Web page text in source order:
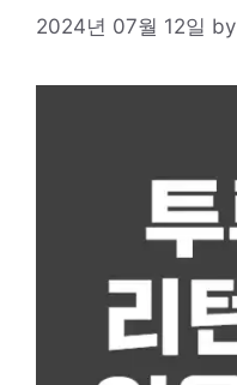
2024년 07월 12일 by